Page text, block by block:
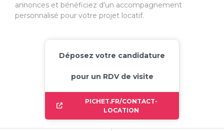
annonces et bénéficiez d'un accompagnement
personnalisé pour votre projet locatif.
Déposez votre candidature
pour un RDV de visite
PICHET.FR/CONTACT-
LOCATION